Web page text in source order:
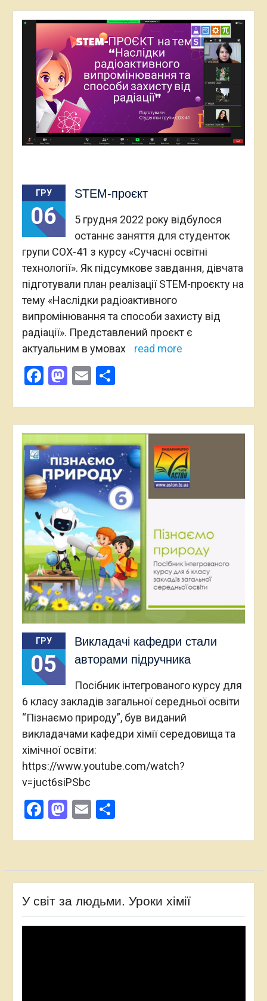
ГРУ
06
STEM-проєкт
5 грудня 2022 року відбулося
останнє заняття для студенток
групи СОХ-41 з курсу «Сучасні освітні
технології». Як підсумкове завдання, дівчата
підготували план реалізації STEM-проєкту на
тему «Наслідки радіоактивного
випромінювання та способи захисту від
радіації». Представлений проєкт є
актуальним в умовах
read more
Facebook
Mastodon
EmailПоділитися
ГРУ
05
Викладачі кафедри стали
авторами підручника
Посібник інтегрованого курсу для
6 класу закладів загальної середньої освіти
“Пізнаємо природу”, був виданий
викладачами кафедри хімії середовища та
хімічної освіти:
https://www.youtube.com/watch?
v=juct6siPSbc
Facebook
Mastodon
EmailПоділитися
У світ за людьми. Уроки хімії